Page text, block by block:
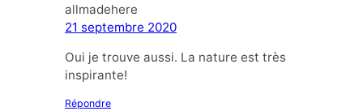
allmadehere
21 septembre 2020
Oui je trouve aussi. La nature est très
inspirante!
Répondre